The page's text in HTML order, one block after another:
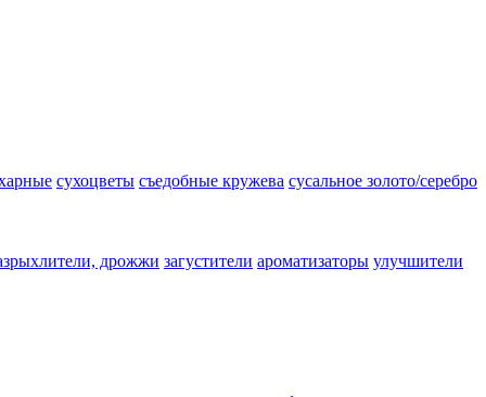
сухоцветы съедобные кружева сусальное золото/серебро
дрожжи загустители ароматизаторы улучшители